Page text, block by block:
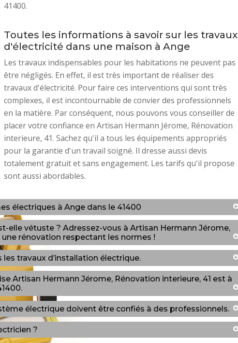
41400.
Toutes les informations à savoir sur les travaux
d'électricité dans une maison à Ange
Les travaux indispensables pour les habitations ne peuvent pas
être négligés. En effet, il est très important de réaliser des
travaux d'électricité. Pour faire ces interventions qui sont très
complexes, il est incontournable de convier des professionnels
en la matière. Par conséquent, nous pouvons vous conseiller de
placer votre confiance en Artisan Hermann Jérome, Rénovation
interieure, 41. Sachez qu'il a tous les équipements appropriés
pour la garantie d'un travail soigné. Il dresse aussi devis
totalement gratuit et sans engagement. Les tarifs qu'il propose
sont aussi abordables.
électriques à Ange dans le 41400
elle vétuste ? Adressez-vous à Artisan Hermann Jérome,
une rénovation respectant les normes !
travaux d’installation électrique.
Artisan Hermann Jérome, Rénovation interieure, 41 est à
électrique doivent être confiés à des professionnels.
?